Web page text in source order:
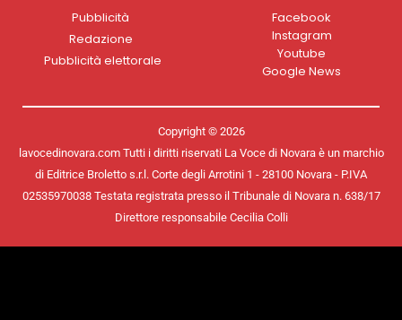
Pubblicità
Redazione
Pubblicità elettorale
Facebook
Instagram
Youtube
Google News
Copyright © 2026
lavocedinovara.com Tutti i diritti riservati La Voce di Novara è un marchio
di Editrice Broletto s.r.l. Corte degli Arrotini 1 - 28100 Novara - P.IVA
02535970038 Testata registrata presso il Tribunale di Novara n. 638/17
Direttore responsabile Cecilia Colli